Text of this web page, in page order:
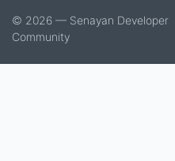
© 2026 — Senayan Developer
Community